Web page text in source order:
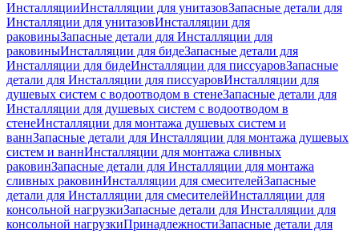
ИнсталляцииИнсталляции для унитазовЗапасные детали для
Инсталляции для унитазовИнсталляции для
раковиныЗапасные детали для Инсталляции для
раковиныИнсталляции для бидеЗапасные детали для
Инсталляции для бидеИнсталляции для писсуаровЗапасные
детали для Инсталляции для писсуаровИнсталляции для
душевых систем с водоотводом в стенеЗапасные детали для
Инсталляции для душевых систем с водоотводом в
стенеИнсталляции для монтажа душевых систем и
ваннЗапасные детали для Инсталляции для монтажа душевых
систем и ваннИнсталляции для монтажа сливных
раковинЗапасные детали для Инсталляции для монтажа
сливных раковинИнсталляции для смесителейЗапасные
детали для Инсталляции для смесителейИнсталляции для
консольной нагрузкиЗапасные детали для Инсталляции для
консольной нагрузкиПринадлежностиЗапасные детали для